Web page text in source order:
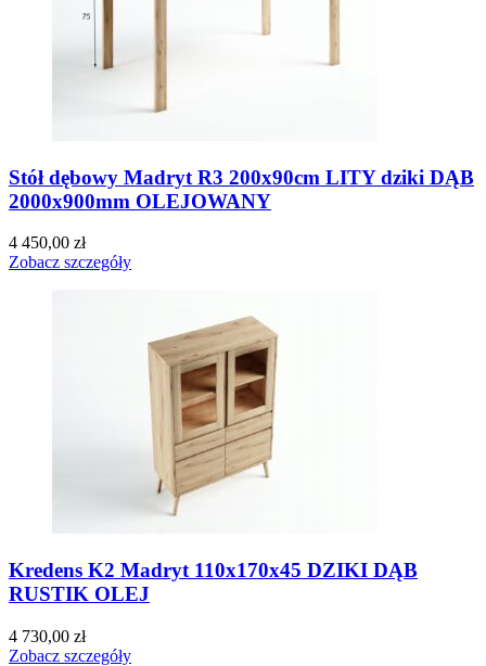
Stół dębowy Madryt R3 200x90cm LITY dziki DĄB
2000x900mm OLEJOWANY
4 450,00 zł
Zobacz szczegóły
Kredens K2 Madryt 110x170x45 DZIKI DĄB
RUSTIK OLEJ
4 730,00 zł
Zobacz szczegóły